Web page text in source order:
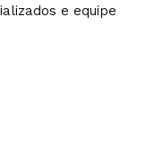
e equipe